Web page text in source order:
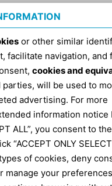
or other similar
facilitate navigation, and
cookies and
will be used to
advertising. For more
information notice
ALL”, you consent to
“ACCEPT ONLY
of cookies, deny
manage your